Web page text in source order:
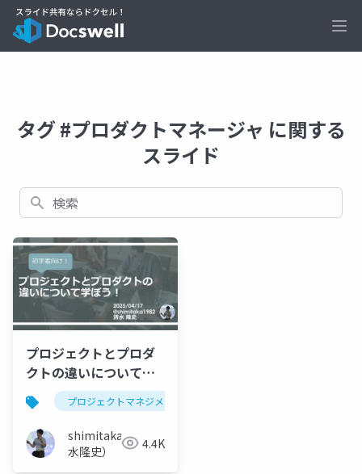
タグ #プロダクトマネージャ に関する
スライド
検索
プロジェクトとプロダ
クトの違いについて学
ぼう！ プロジェクトマネジメント
shimitaka（清
水隆史）
4.4K